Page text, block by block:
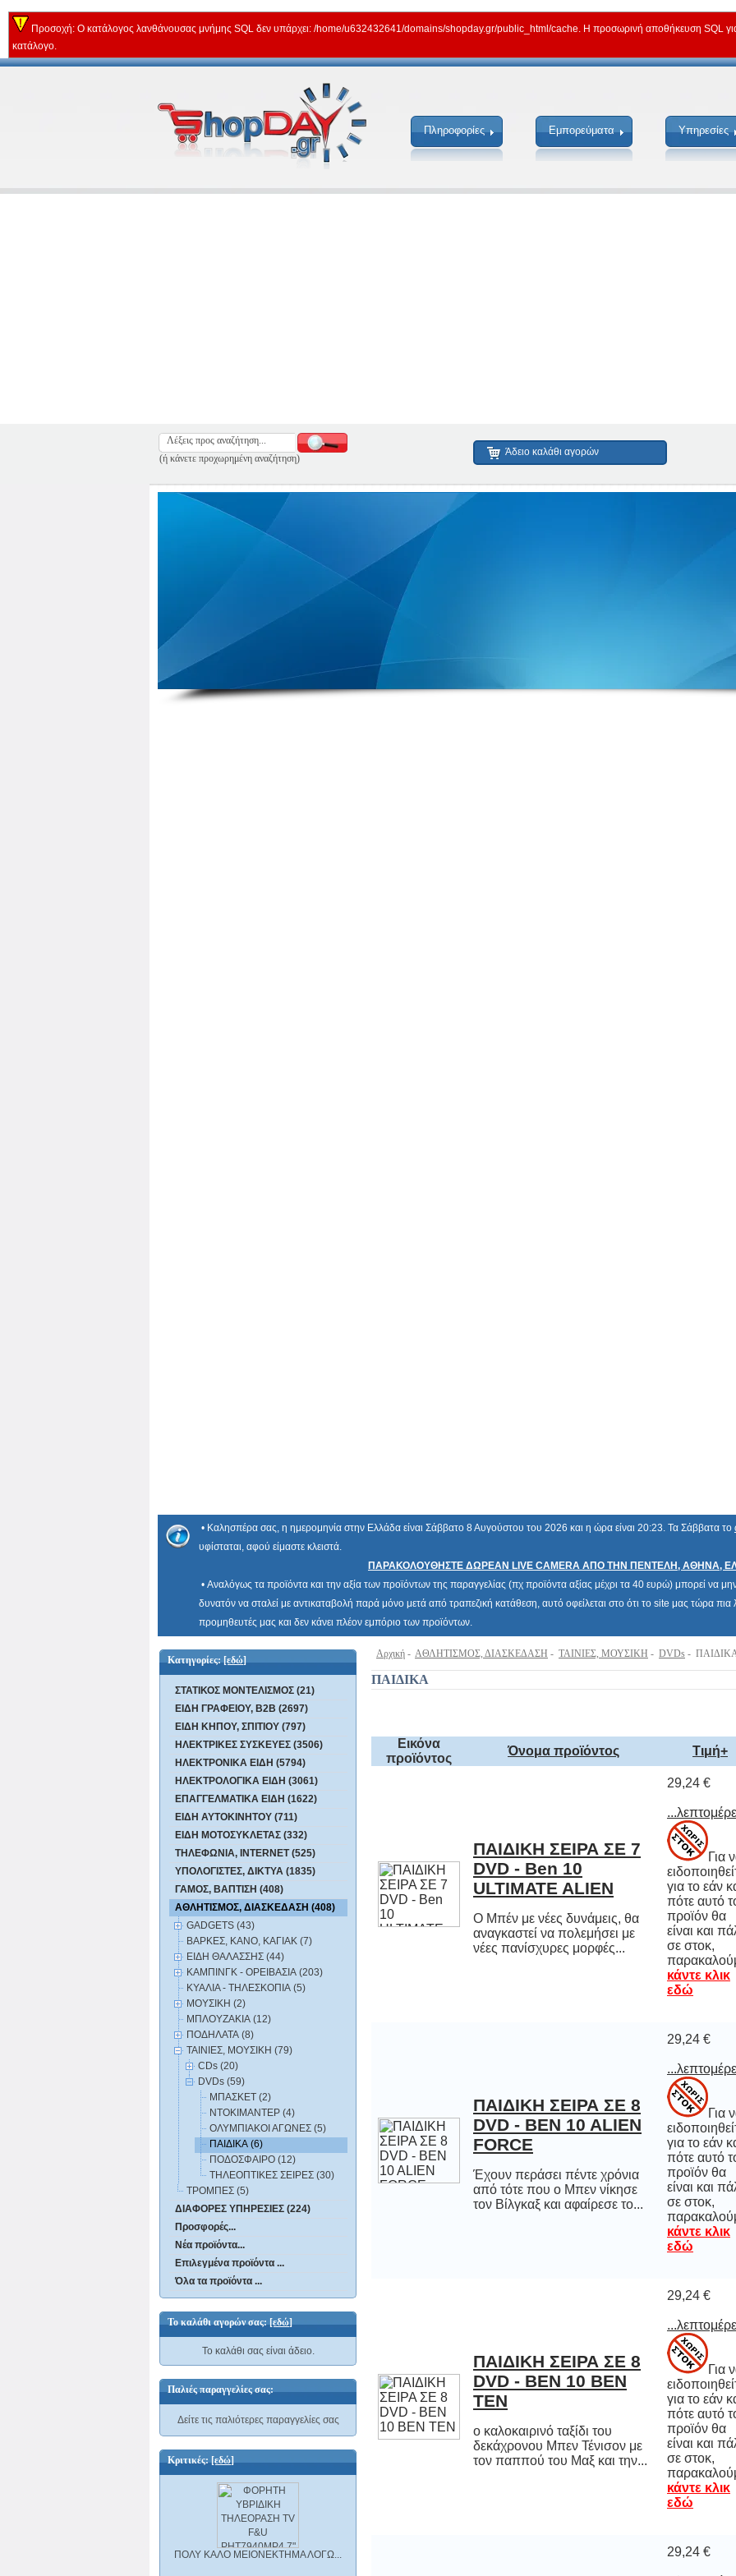
Προσοχή: Ο κατάλογος λανθάνουσας μνήμης SQL δεν υπάρχει: /home/u632432641/domains/shopday.gr/public_html/cache. Η προσωρινή αποθήκευση SQL για
κατάλογο.
Πληροφορίες Εμπορεύματα Υπηρεσίες
(ή κάνετε προχωρημένη αναζήτηση)
Άδειο καλάθι αγορών
• Καλησπέρα σας, η ημερομηνία στην Ελλάδα είναι Σάββατο 8 Αυγούστου του 2026 και η ώρα είναι 20:23. Τα Σάββατα το
υφίσταται, αφού είμαστε κλειστά.
ΠΑΡΑΚΟΛΟΥΘΗΣΤΕ ΔΩΡΕΑΝ LIVE CAMERA ΑΠΟ ΤΗΝ ΠΕΝΤΕΛΗ, ΑΘΗΝΑ,
• Αναλόγως τα προϊόντα και την αξία των προϊόντων της παραγγελίας (πχ προϊόντα αξίας μέχρι τα 40 ευρώ) μπορεί να
δυνατόν να σταλεί με αντικαταβολή παρά μόνο μετά από τραπεζική κατάθεση, αυτό οφείλεται στο ότι το site μας τώρα
προμηθευτές μας και δεν κάνει πλέον εμπόριο των προϊόντων.
Κατηγορίες:[εδώ]
ΣΤΑΤΙΚΟΣ ΜΟΝΤΕΛΙΣΜΟΣ (21)
ΕΙΔΗ ΓΡΑΦΕΙΟΥ, B2B (2697)
ΕΙΔΗ ΚΗΠΟΥ, ΣΠΙΤΙΟΥ (797)
ΗΛΕΚΤΡΙΚΕΣ ΣΥΣΚΕΥΕΣ (3506)
ΗΛΕΚΤΡΟΝΙΚΑ ΕΙΔΗ (5794)
ΗΛΕΚΤΡΟΛΟΓΙΚΑ ΕΙΔΗ (3061)
ΕΠΑΓΓΕΛΜΑΤΙΚΑ ΕΙΔΗ (1622)
ΕΙΔΗ ΑΥΤΟΚΙΝΗΤΟΥ (711)
ΕΙΔΗ ΜΟΤΟΣΥΚΛΕΤΑΣ (332)
ΤΗΛΕΦΩΝΙΑ, INTERNET (525)
ΥΠΟΛΟΓΙΣΤΕΣ, ΔΙΚΤΥΑ (1835)
ΓΑΜΟΣ, ΒΑΠΤΙΣΗ (408)
ΑΘΛΗΤΙΣΜΟΣ, ΔΙΑΣΚΕΔΑΣΗ (408)
GADGETS (43)
ΒΑΡΚΕΣ, ΚΑΝΟ, ΚΑΓΙΑΚ (7)
ΕΙΔΗ ΘΑΛΑΣΣΗΣ (44)
ΚΑΜΠΙΝΓΚ - ΟΡΕΙΒΑΣΙΑ (203)
ΚΥΑΛΙΑ - ΤΗΛΕΣΚΟΠΙΑ (5)
ΜΟΥΣΙΚΗ (2)
ΜΠΛΟΥΖΑΚΙΑ (12)
ΠΟΔΗΛΑΤΑ (8)
ΤΑΙΝΙΕΣ, ΜΟΥΣΙΚΗ (79)
CDs (20)
DVDs (59)
ΜΠΑΣΚΕΤ (2)
ΝΤΟΚΙΜΑΝΤΕΡ (4)
ΟΛΥΜΠΙΑΚΟΙ ΑΓΩΝΕΣ (5)
ΠΑΙΔΙΚΑ (6)
ΠΟΔΟΣΦΑΙΡΟ (12)
ΤΗΛΕΟΠΤΙΚΕΣ ΣΕΙΡΕΣ (30)
ΤΡΟΜΠΕΣ (5)
ΔΙΑΦΟΡΕΣ ΥΠΗΡΕΣΙΕΣ (224)
Προσφορές...
Νέα προϊόντα...
Επιλεγμένα προϊόντα ...
Όλα τα προϊόντα ...
Το καλάθι αγορών σας:[εδώ]
Το καλάθι σας είναι άδειο.
Παλιές παραγγελίες σας:
Δείτε τις παλιότερες παραγγελίες σας
Κριτικές:[εδώ]
ΠΟΛΥ ΚΑΛΟ ΜΕΙΟΝΕΚΤΗΜΑ ΛΟΓΩ...
Αρχική - ΑΘΛΗΤΙΣΜΟΣ, ΔΙΑΣΚΕΔΑΣΗ - ΤΑΙΝΙΕΣ, ΜΟΥΣΙΚΗ - DVDs -
ΠΑΙΔΙΚΑ
Εικόνα
προϊόντος
Όνομα προϊόντος Τιμή+
ΠΑΙΔΙΚH ΣΕΙΡΑ ΣΕ 7
DVD - Ben 10
ULTIMATE ALIEN
Ο Μπέν με νέες δυνάμεις, θα
αναγκαστεί να πολεμήσει με
νέες πανίσχυρες μορφές...
29,24 €
Για
για το εάν
πότε
προϊόν
είναι και
σε
κάντε κλικ
εδώ
ΠΑΙΔΙΚH ΣΕΙΡΑ ΣΕ 8
DVD - BEN 10 ALIEN
FORCE
Έχουν περάσει πέντε χρόνια
από τότε που ο Μπεν νίκησε
τον Βίλγκαξ και αφαίρεσε το...
29,24 €
Για
για το εάν
πότε
προϊόν
είναι και
σε
κάντε κλικ
εδώ
ΠΑΙΔΙΚH ΣΕΙΡΑ ΣΕ 8
DVD - BEN 10 ΒΕΝ
ΤΕΝ
ο καλοκαιρινό ταξίδι του
δεκάχρονου Μπεν Τένισον με
τον παππού του Μαξ και την...
29,24 €
Για
για το εάν
πότε
προϊόν
είναι και
σε
κάντε κλικ
εδώ
29,24 €